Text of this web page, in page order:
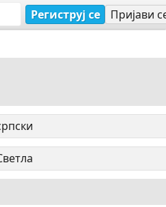
Региструј се Пријави